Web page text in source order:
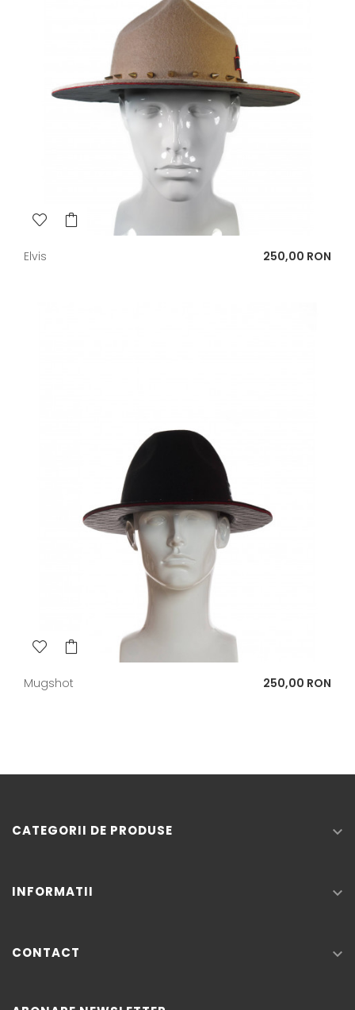
Elvis Pret
250,00 RON
Mugshot Pret
250,00 RON
CATEGORII DE PRODUSE 
INFORMATII 
CONTACT 